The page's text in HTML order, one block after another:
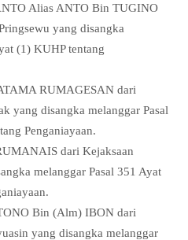
Alias ANTO Bin TUGINO
yang disangka
(1) KUHP tentang
RUMAGESAN dari
yang disangka melanggar Pasal
Penganiayaan.
dari Kejaksaan
melanggar Pasal 351 Ayat
Bin (Alm) IBON dari
yang disangka melanggar